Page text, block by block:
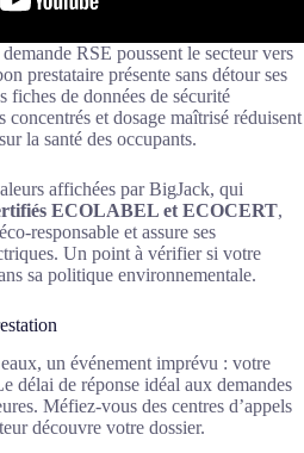
RSE poussent le secteur vers
prestataire présente sans détour ses
fiches de données de sécurité
et dosage maîtrisé réduisent
la santé des occupants.
affichées par BigJack, qui
ECOLABEL et ECOCERT,
responsable et assure ses
Un point à vérifier si votre
sa politique environnementale.
un événement imprévu : votre
délai de réponse idéal aux demandes
Méfiez-vous des centres d’appels
découvre votre dossier.